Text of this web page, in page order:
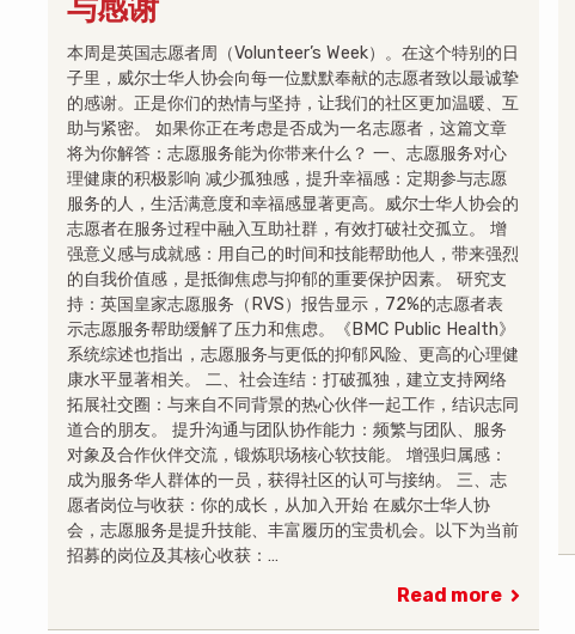
与感谢
本周是英国志愿者周（Volunteer’s Week）。在这个特别的日
子里，威尔士华人协会向每一位默默奉献的志愿者致以最诚挚
的感谢。正是你们的热情与坚持，让我们的社区更加温暖、互
助与紧密。 如果你正在考虑是否成为一名志愿者，这篇文章
将为你解答：志愿服务能为你带来什么？ 一、志愿服务对心
理健康的积极影响 减少孤独感，提升幸福感：定期参与志愿
服务的人，生活满意度和幸福感显著更高。威尔士华人协会的
志愿者在服务过程中融入互助社群，有效打破社交孤立。 增
强意义感与成就感：用自己的时间和技能帮助他人，带来强烈
的自我价值感，是抵御焦虑与抑郁的重要保护因素。 研究支
持：英国皇家志愿服务（RVS）报告显示，72%的志愿者表
示志愿服务帮助缓解了压力和焦虑。《BMC Public Health》
系统综述也指出，志愿服务与更低的抑郁风险、更高的心理健
康水平显著相关。 二、社会连结：打破孤独，建立支持网络
拓展社交圈：与来自不同背景的热心伙伴一起工作，结识志同
道合的朋友。 提升沟通与团队协作能力：频繁与团队、服务
对象及合作伙伴交流，锻炼职场核心软技能。 增强归属感：
成为服务华人群体的一员，获得社区的认可与接纳。 三、志
愿者岗位与收获：你的成长，从加入开始 在威尔士华人协
会，志愿服务是提升技能、丰富履历的宝贵机会。以下为当前
招募的岗位及其核心收获：…
Read more